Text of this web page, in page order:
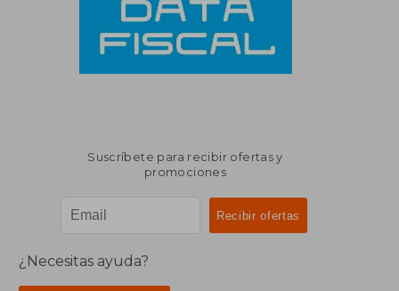
Suscríbete para recibir ofertas y
promociones
¿Necesitas ayuda?